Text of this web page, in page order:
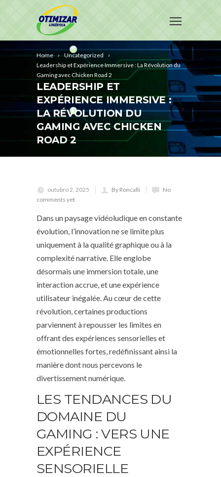
Home
Uncategorized
Leadership et Expérience Immersive : La Révolution du
Gaming avec Chicken Road 2
LEADERSHIP ET
EXPÉRIENCE IMMERSIVE :
LA RÉVOLUTION DU
GAMING AVEC CHICKEN
ROAD 2
outubro 2, 2025 By Roncalli
No
comments yet
Dans un paysage vidéoludique en constante
évolution, l’innovation ne se limite plus
uniquement à la qualité graphique ou à la
complexité narrative. Elle englobe
désormais une immersion totale, une
interaction accrue, et une expérience
utilisateur inégalée. Au cœur de cette
révolution, certaines productions
parviennent à repousser les limites en
offrant des expériences sensorielles et
émotionnelles fortes, redéfinissant ainsi la
manière dont nous percevons le
divertissement numérique.
LES TENDANCES DU
DOMAINE DU
GAMING : VERS UNE
EXPÉRIENCE
SENSORIELLE